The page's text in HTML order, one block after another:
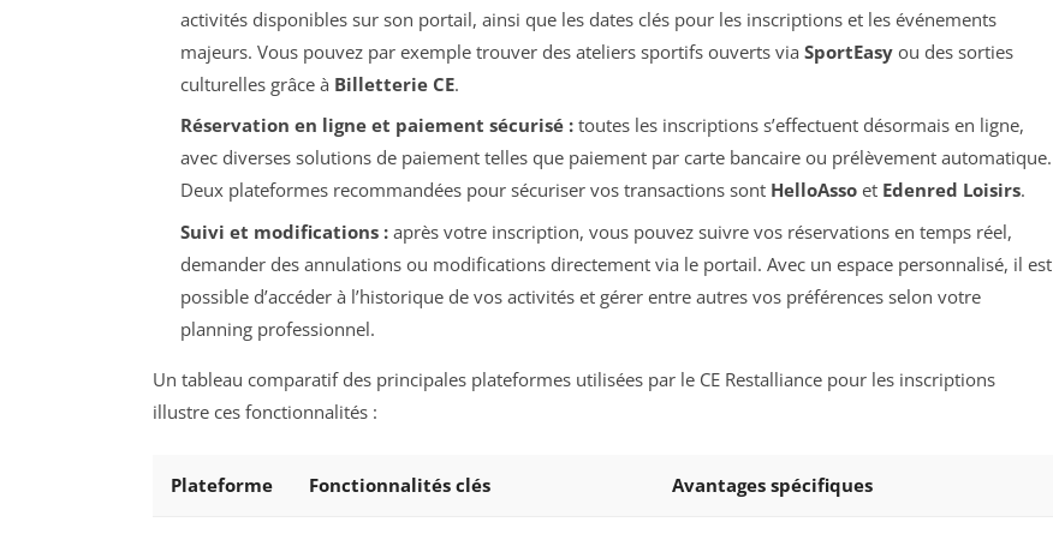
activités disponibles sur son portail, ainsi que les dates clés pour les inscriptions et les événements
majeurs. Vous pouvez par exemple trouver des ateliers sportifs ouverts via SportEasyou des sorties
culturelles grâce à Billetterie CE.
Réservation en ligne et paiement sécurisé :toutes les inscriptions s’effectuent désormais en ligne,
avec diverses solutions de paiement telles que paiement par carte bancaire ou prélèvement automatique.
Deux plateformes recommandées pour sécuriser vos transactions sont HelloAssoet Edenred Loisirs.
Suivi et modifications :après votre inscription, vous pouvez suivre vos réservations en temps réel,
demander des annulations ou modifications directement via le portail. Avec un espace personnalisé, il est
possible d’accéder à l’historique de vos activités et gérer entre autres vos préférences selon votre
planning professionnel.
Un tableau comparatif des principales plateformes utilisées par le CE Restalliance pour les inscriptions
illustre ces fonctionnalités :
Plateforme Fonctionnalités clés Avantages spécifiques